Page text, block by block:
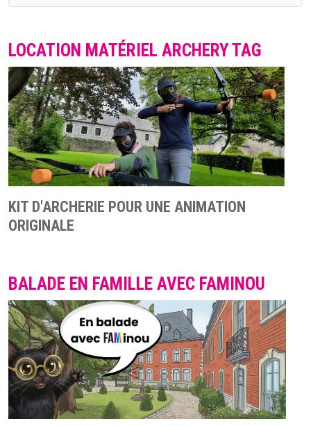
LOCATION MATÉRIEL ARCHERY TAG
KIT D'ARCHERIE POUR UNE ANIMATION
ORIGINALE
BALADE EN FAMILLE AVEC FAMINOU